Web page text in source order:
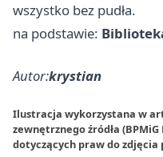
wszystko bez pudła.
na podstawie:
Autor:krystian
Ilustracja wykorzystana w
zewnętrznego źródła
dotyczących praw do zdjęcia